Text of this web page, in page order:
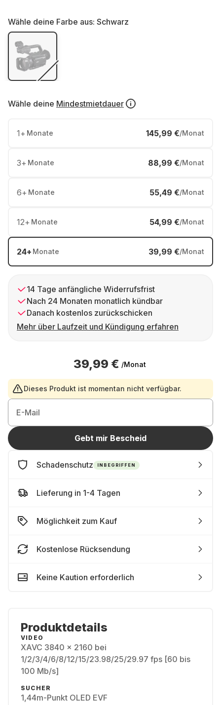
Wähle deine Farbe aus: Schwarz
Wähle deine Mindestmietdauer
1+ Monate 145,99 €/Monat
3+ Monate 88,99 €/Monat
6+ Monate 55,49 €/Monat
12+ Monate 54,99 €/Monat
24+ Monate 39,99 €/Monat
14 Tage anfängliche Widerrufsfrist
Nach 24 Monaten monatlich kündbar
Danach kostenlos zurückschicken
Mehr über Laufzeit und Kündigung erfahren
39,99 € /Monat
Dieses Produkt ist momentan nicht verfügbar.
E-Mail
Gebt mir Bescheid
Schadenschutz INBEGRIFFEN
Lieferung in 1-4 Tagen
Möglichkeit zum Kauf
Kostenlose Rücksendung
Keine Kaution erforderlich
Produktdetails
VIDEO
XAVC 3840 x 2160 bei
1/2/3/4/6/8/12/15/23.98/25/29.97 fps [60 bis
100 Mb/s]
SUCHER
1,44m-Punkt OLED EVF